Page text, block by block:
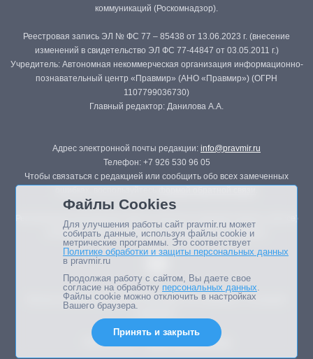
коммуникаций (Роскомнадзор).
Реестровая запись ЭЛ № ФС 77 – 85438 от 13.06.2023 г. (внесение
изменений в свидетельство ЭЛ ФС 77-44847 от 03.05.2011 г.)
Учредитель: Автономная некоммерческая организация информационно-
познавательный центр «Правмир» (АНО «Правмир») (ОГРН
1107799036730)
Главный редактор: Данилова А.А.
Адрес электронной почты редакции: info@pravmir.ru
Телефон: +7 926 530 96 05
Чтобы связаться с редакцией или сообщить обо всех замеченных
Републикация материалов сайта в печатных изданиях (книгах, прессе)
возможна только с письменного разрешения редакции.
Мнение авторов статей портала может не совпадать с позицией
Дизайн сайта -
Файлы Cookies
Для улучшения работы сайт pravmir.ru может
собирать данные, используя файлы cookie и
метрические программы. Это соответствует
Политике обработки и защиты персональных данных
в pravmir.ru
Продолжая работу с сайтом, Вы даете свое
согласие на обработку персональных данных.
Файлы cookie можно отключить в настройках
Вашего браузера.
Принять и закрыть